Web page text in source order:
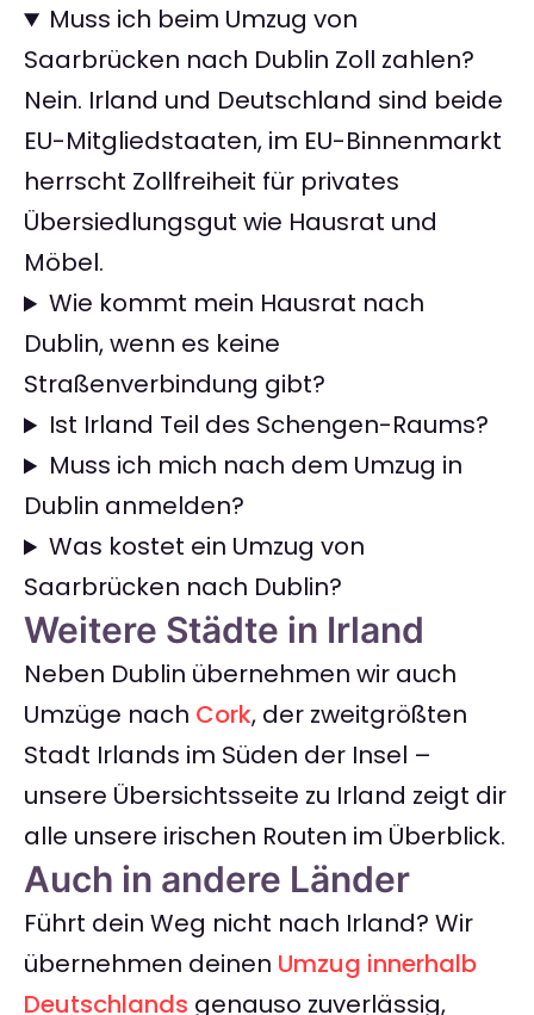
Muss ich beim Umzug von
Saarbrücken nach Dublin Zoll zahlen?
Nein. Irland und Deutschland sind beide
EU-Mitgliedstaaten, im EU-Binnenmarkt
herrscht Zollfreiheit für privates
Übersiedlungsgut wie Hausrat und
Möbel.
Wie kommt mein Hausrat nach
Dublin, wenn es keine
Straßenverbindung gibt?
Ist Irland Teil des Schengen-Raums?
Muss ich mich nach dem Umzug in
Dublin anmelden?
Was kostet ein Umzug von
Saarbrücken nach Dublin?
Weitere Städte in Irland
Neben Dublin übernehmen wir auch
Umzüge nach Cork, der zweitgrößten
Stadt Irlands im Süden der Insel –
unsere Übersichtsseite zu Irland zeigt dir
alle unsere irischen Routen im Überblick.
Auch in andere Länder
Führt dein Weg nicht nach Irland? Wir
übernehmen deinen Umzug innerhalb
Deutschlands genauso zuverlässig,